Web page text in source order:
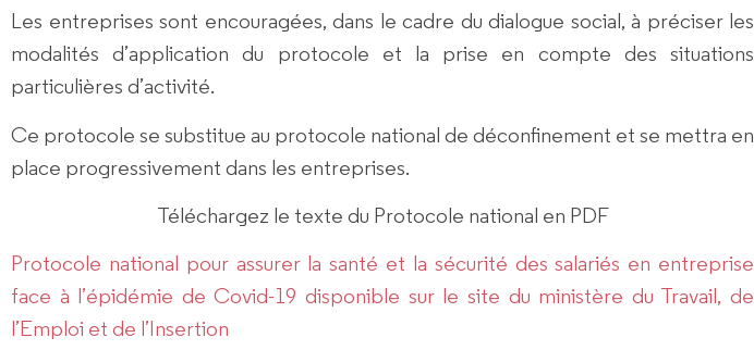
Les entreprises sont encouragées, dans le cadre du dialogue social, à préciser les
modalités d’application du protocole et la prise en compte des situations
particulières d’activité.
Ce protocole se substitue au protocole national de déconfinement et se mettra en
place progressivement dans les entreprises.
Téléchargez le texte du Protocole national en PDF
Protocole national pour assurer la santé et la sécurité des salariés en entreprise
face à l’épidémie de Covid-19 disponible sur le site du ministère du Travail, de
l’Emploi et de l’Insertion